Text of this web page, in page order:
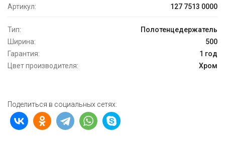
Артикул:
127 7513 0000
Тип:
Полотенцедержатель
Ширина:
500
Гарантия:
1 год
Цвет производителя:
Хром
Поделиться в социальных сетях: